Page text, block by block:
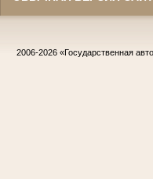
2006-2026 «Государственная